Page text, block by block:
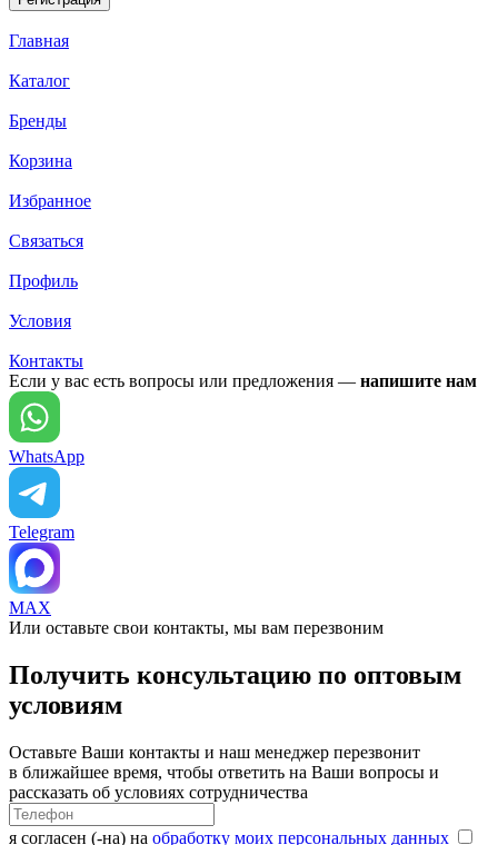
Главная
Каталог
Бренды
Корзина
Избранное
Связаться
Профиль
Условия
Контакты
Если у вас есть вопросы или предложения — напишите нам
WhatsApp
Telegram
MAX
Или оставьте свои контакты, мы вам перезвоним
Получить консультацию по оптовым
условиям
Оставьте Ваши контакты и наш менеджер перезвонит
в ближайшее время, чтобы ответить на Ваши вопросы и
рассказать об условиях сотрудничества
я согласен (-на) на обработку моих персональных данных